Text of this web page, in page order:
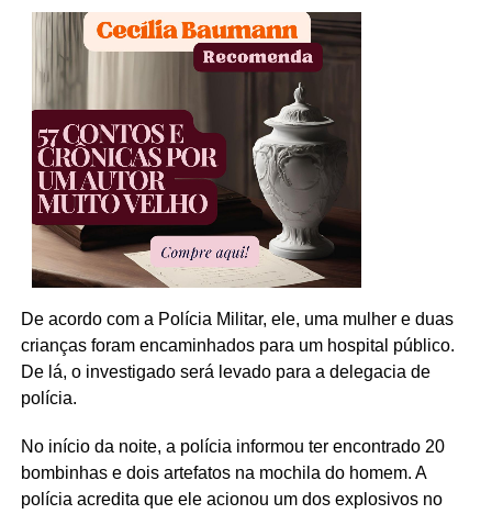
De acordo com a Polícia Militar, ele, uma mulher e duas
crianças foram encaminhados para um hospital público.
De lá, o investigado será levado para a delegacia de
polícia.
No início da noite, a polícia informou ter encontrado 20
bombinhas e dois artefatos na mochila do homem. A
polícia acredita que ele acionou um dos explosivos no